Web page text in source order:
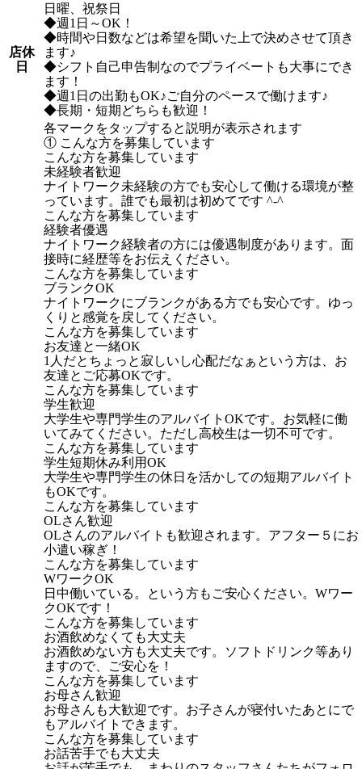
店休
日
日曜、祝祭日
◆週1日～OK！
◆時間や日数などは希望を聞いた上で決めさせて頂き
ます♪
◆シフト自己申告制なのでプライベートも大事にでき
ます！
◆週1日の出勤もOK♪ご自分のペースで働けます♪
◆長期・短期どちらも歓迎！
各マークをタップすると説明が表示されます
① こんな方を募集しています
こんな方を募集しています
未経験者歓迎
ナイトワーク未経験の方でも安心して働ける環境が整
っています。誰でも最初は初めてです ^-^
こんな方を募集しています
経験者優遇
ナイトワーク経験者の方には優遇制度があります。面
接時に経歴等をお伝えください。
こんな方を募集しています
ブランクOK
ナイトワークにブランクがある方でも安心です。ゆっ
くりと感覚を戻してください。
こんな方を募集しています
お友達と一緒OK
1人だとちょっと寂しいし心配だなぁという方は、お
友達とご応募OKです。
こんな方を募集しています
学生歓迎
大学生や専門学生のアルバイトOKです。お気軽に働
いてみてください。ただし高校生は一切不可です。
こんな方を募集しています
学生短期休み利用OK
大学生や専門学生の休日を活かしての短期アルバイト
もOKです。
こんな方を募集しています
OLさん歓迎
OLさんのアルバイトも歓迎されます。アフター５にお
小遣い稼ぎ！
こんな方を募集しています
WワークOK
日中働いている。という方もご安心ください。Wワー
クOKです！
こんな方を募集しています
お酒飲めなくても大丈夫
お酒飲めない方も大丈夫です。ソフトドリンク等あり
ますので、ご安心を！
こんな方を募集しています
お母さん歓迎
お母さんも大歓迎です。お子さんが寝付いたあとにで
もアルバイトできます。
こんな方を募集しています
お話苦手でも大丈夫